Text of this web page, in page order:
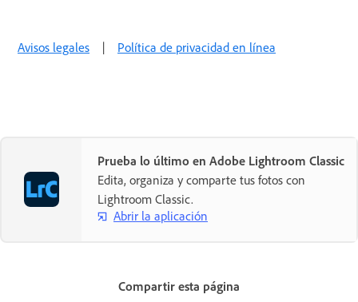
Avisos legales | Política de privacidad en línea
Prueba lo último en Adobe Lightroom Classic
Edita, organiza y comparte tus fotos con
Lightroom Classic.
Abrir la aplicación
Compartir esta página